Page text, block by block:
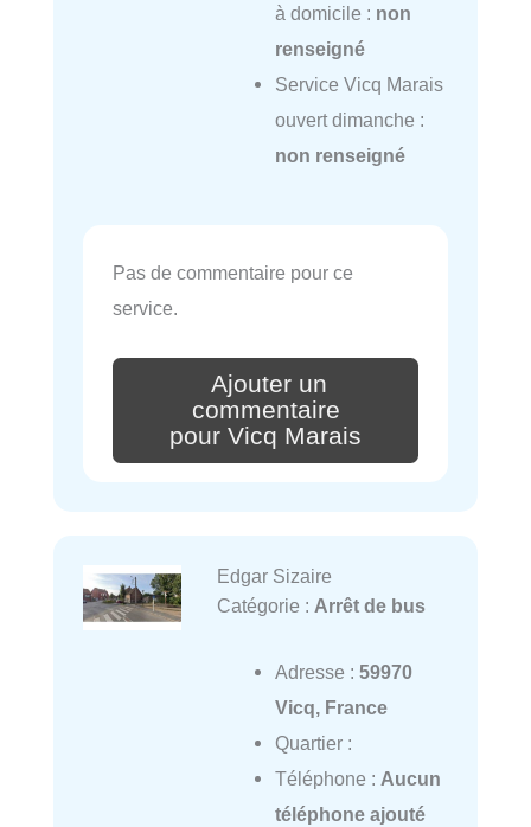
à domicile : non
renseigné
Service Vicq Marais
ouvert dimanche :
non renseigné
Pas de commentaire pour ce
service.
Ajouter un
commentaire
pour Vicq Marais
Edgar Sizaire
Catégorie : Arrêt de bus
Adresse : 59970
Vicq, France
Quartier :
Téléphone : Aucun
téléphone ajouté